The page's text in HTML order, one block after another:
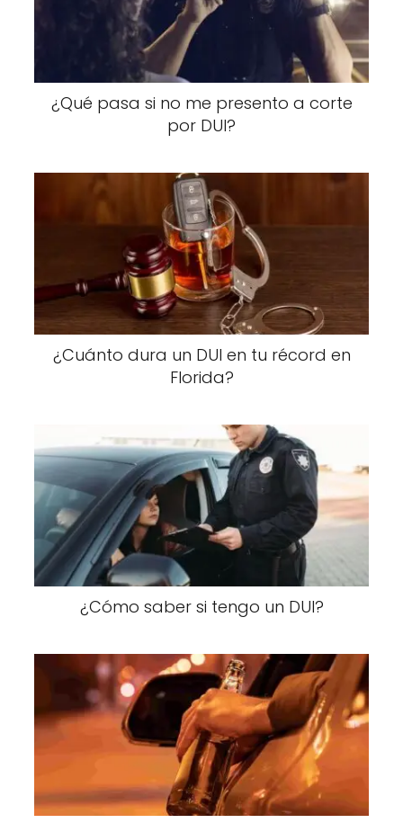
¿Qué pasa si no me presento a corte
por DUI?
¿Cuánto dura un DUI en tu récord en
Florida?
¿Cómo saber si tengo un DUI?